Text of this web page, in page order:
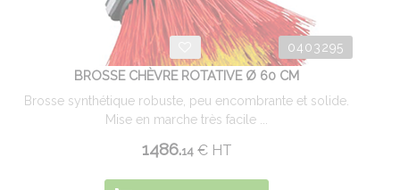
0403295
BROSSE CHÈVRE ROTATIVE Ø 60 CM
Brosse synthétique robuste, peu encombrante et solide.
Mise en marche très facile ...
1486.14 €HT